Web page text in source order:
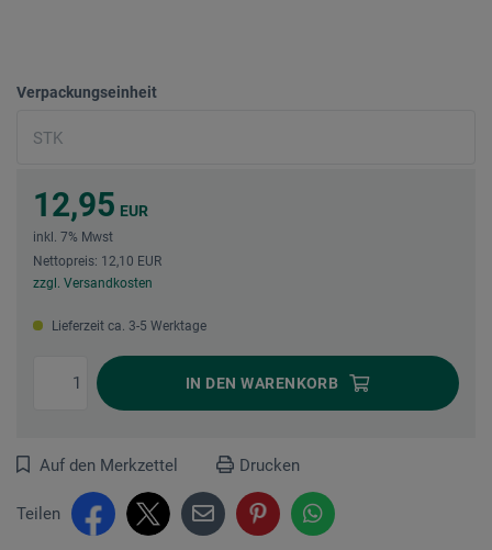
Verpackungseinheit
12,95 EUR
inkl. 7% Mwst
Nettopreis: 12,10 EUR
zzgl. Versandkosten
Lieferzeit ca. 3-5 Werktage
IN DEN WARENKORB
Auf den Merkzettel Drucken
Teilen